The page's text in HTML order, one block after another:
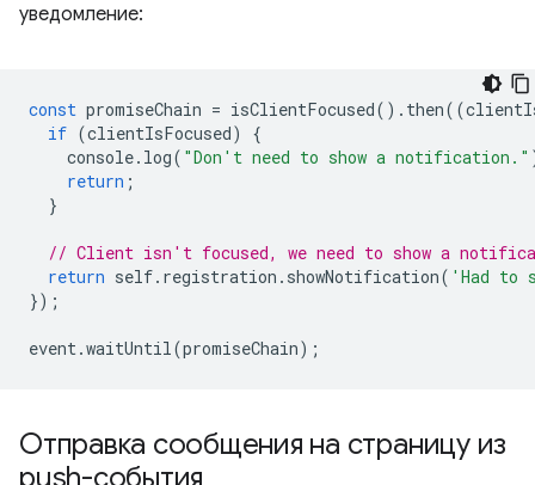
уведомление:
const promiseChain = isClientFocused(). then((
if (clientIsFocused)
{
console. log( "Don't need to show a notification."
return ;
}
// Client isn't focused, we need to show a
return self. registration . showNotification( 'Had to
});
event.waitUntil(promiseChain);
Отправка сообщения на страницу из
push-события